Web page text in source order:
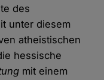
des
unter diesem
atheistischen
hessische
mit einem